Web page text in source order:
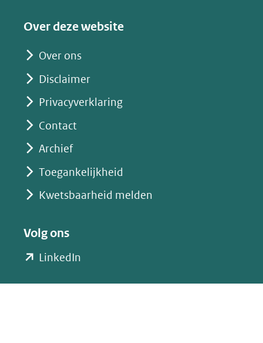
Over deze website
Over ons
Disclaimer
Privacyverklaring
Contact
Archief
Toegankelijkheid
Kwetsbaarheid melden
Volg ons
LinkedIn